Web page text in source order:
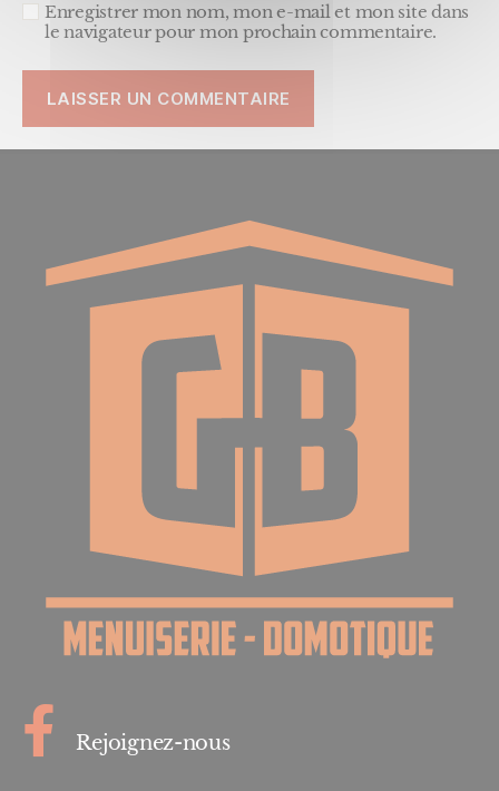
Enregistrer mon nom, mon e-mail et mon site dans
le navigateur pour mon prochain commentaire.
Rejoignez-nous